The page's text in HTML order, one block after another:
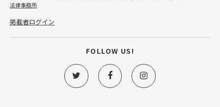
法律事務所
掲載者ログイン
FOLLOW US!